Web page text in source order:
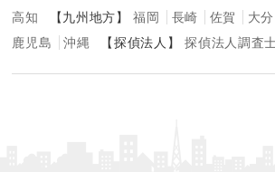
高知
【九州地方】 福岡 長崎 佐賀 大分
鹿児島
沖縄 【探偵法人】 探偵法人調査